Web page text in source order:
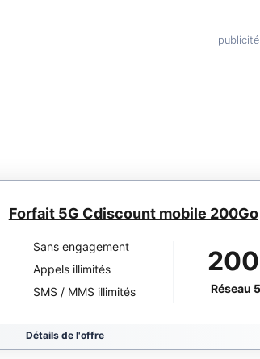
Forfait 5G Cdiscount mobile 200Go
Sans engagement
Appels illimités
SMS / MMS illimités
Réseau
Détails de l'offre